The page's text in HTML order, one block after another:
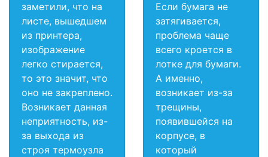
заметили, что на
листе, вышедшем
из принтера,
изображение
легко стирается,
то это значит, что
оно не закреплено.
Возникает данная
неприятность, из-
за выхода из
строя термоузла
Если бумага не
затягивается,
проблема чаще
всего кроется в
лотке для бумаги.
А именно,
возникает из-за
трещины,
появившейся на
корпусе, в
который